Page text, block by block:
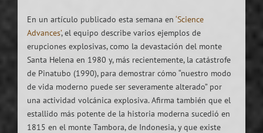
En un artículo publicado esta semana en ‘Science
Advances’, el equipo describe varios ejemplos de
erupciones explosivas, como la devastación del monte
Santa Helena en 1980 y, más recientemente, la catástrofe
de Pinatubo (1990), para demostrar cómo “nuestro modo
de vida moderno puede ser severamente alterado” por
una actividad volcánica explosiva. Afirma también que el
estallido más potente de la historia moderna sucedió en
1815 en el monte Tambora, de Indonesia, y que existe